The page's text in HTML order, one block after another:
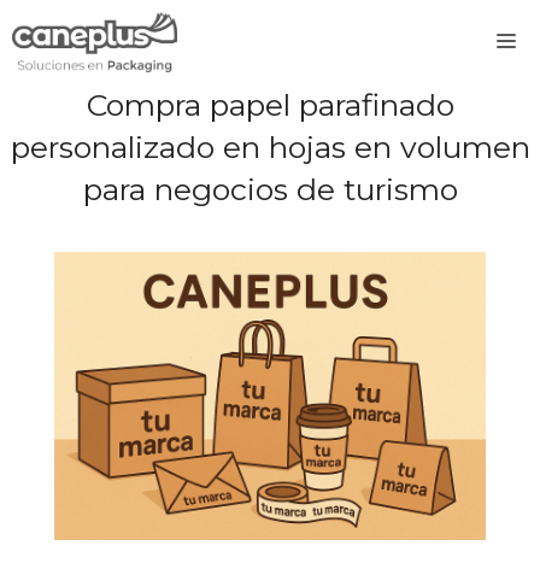
al
Compra papel parafinado
personalizado en hojas en volumen
para negocios de turismo